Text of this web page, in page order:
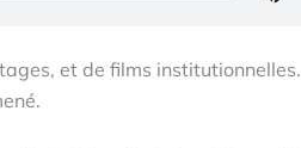
et de films institutionnelles.